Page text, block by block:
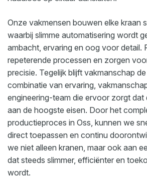
Onze vakmensen bouwen elke kraan
waarbij slimme automatisering wordt
ambacht, ervaring en oog voor detail.
repeterende processen en zorgen
precisie. Tegelijk blijft vakmanschap
combinatie van ervaring,
engineering-team die ervoor zorgt dat
aan de hoogste eisen. Door het
productieproces in Oss, kunnen we
direct toepassen en continu
we niet alleen kranen, maar ook aan
dat steeds slimmer, efficiënter en
wordt.